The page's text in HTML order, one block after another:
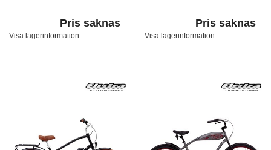
Pris saknas
Visa lagerinformation
Pris saknas
Visa lagerinformation